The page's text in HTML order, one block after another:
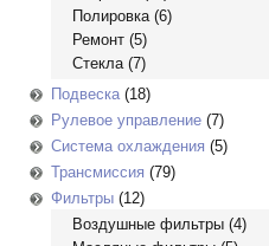
Полировка(6)
Ремонт (5)
Стекла(7)
Подвеска(18)
Рулевое управление (7)
Система охлаждения (5)
Трансмиссия (79)
Фильтры (12)
Воздушные фильтры (4)